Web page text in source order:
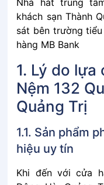
khách sạn Thành
sát bên trường
hàng MB Bank
1. Lý do
Nệm 132
Quảng Trị
1.1. Sản phẩm
hiệu uy tín
Khi đến với cửa